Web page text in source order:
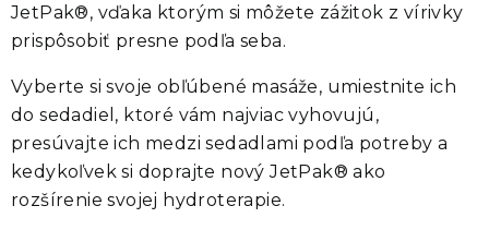
JetPak®, vďaka ktorým si môžete zážitok z vírivky
prispôsobiť presne podľa seba.
Vyberte si svoje obľúbené masáže, umiestnite ich
do sedadiel, ktoré vám najviac vyhovujú,
presúvajte ich medzi sedadlami podľa potreby a
kedykoľvek si doprajte novýJetPak® ako
rozšírenie svojej hydroterapie.